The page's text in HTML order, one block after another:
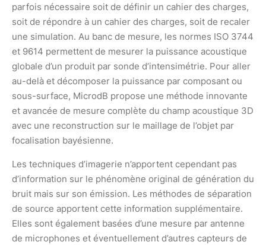
parfois nécessaire soit de définir un cahier des charges,
soit de répondre à un cahier des charges, soit de recaler
une simulation. Au banc de mesure, les normes ISO 3744
et 9614 permettent de mesurer la puissance acoustique
globale d’un produit par sonde d’intensimétrie. Pour aller
au-delà et décomposer la puissance par composant ou
sous-surface, MicrodB propose une méthode innovante
et avancée de mesure complète du champ acoustique 3D
avec une reconstruction sur le maillage de l’objet par
focalisation bayésienne.
Les techniques d’imagerie n’apportent cependant pas
d’information sur le phénomène original de génération du
bruit mais sur son émission. Les méthodes de séparation
de source apportent cette information supplémentaire.
Elles sont également basées d’une mesure par antenne
de microphones et éventuellement d’autres capteurs de